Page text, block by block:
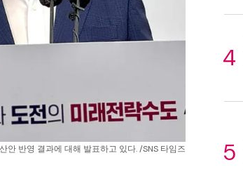
안 반영 결과에 대해 발표하고 있다. /SNS 타임즈